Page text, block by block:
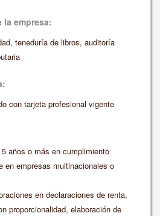
la empresa:
teneduría de libros, auditoría
con tarjeta profesional vigente
años o más en cumplimiento
en empresas multinacionales o
en declaraciones de renta,
proporcionalidad, elaboración de